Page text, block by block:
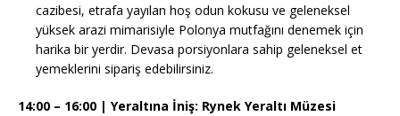
cazibesi, etrafa yayılan hoş odun kokusu ve geleneksel
yüksek arazi mimarisiyle Polonya mutfağını denemek için
harika bir yerdir. Devasa porsiyonlara sahip geleneksel et
yemeklerini sipariş edebilirsiniz.
14:00 – 16:00 | Yeraltına İniş: Rynek Yeraltı Müzesi